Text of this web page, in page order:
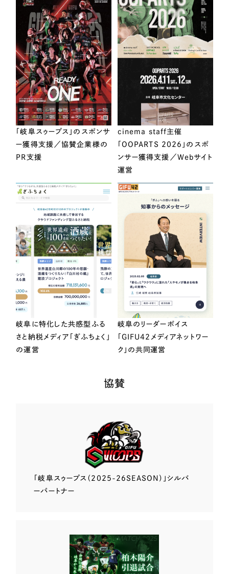
「岐阜スゥープス」のスポンサ
ー獲得支援／協賛企業様の
PR支援
cinema staff主催
「OOPARTS 2026」のスポ
ンサー獲得支援／Webサイト
運営
岐阜に特化した共感型ふる
さと納税メディア「ぎふちょく」
の運営
岐阜のリーダーボイス
「GIFU42メディアネットワー
ク」の共同運営
協賛
「岐阜スゥープス （2025-26SEASON）」 シルバ
ーパートナー